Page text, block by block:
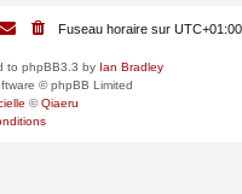
Fuseau horaire sur UTC+01:00
to phpBB3.3 by Ian Bradley
© phpBB Limited
©Qiaeru